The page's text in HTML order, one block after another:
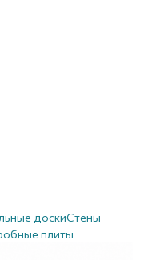
доскиСтены
плиты